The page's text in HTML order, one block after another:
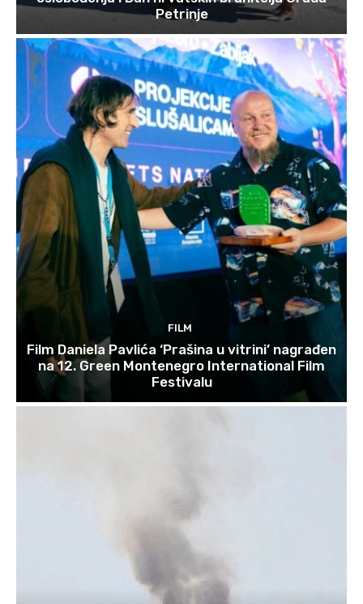
Petrinje
FILM
Film Daniela Pavlića ‘Prašina u vitrini’ nagrađen
na 12. Green Montenegro International Film
Festivalu